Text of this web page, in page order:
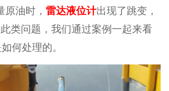
原油时， 雷达液位计出现了跳变，
类问题，我们通过案例一起来看
何处理的。